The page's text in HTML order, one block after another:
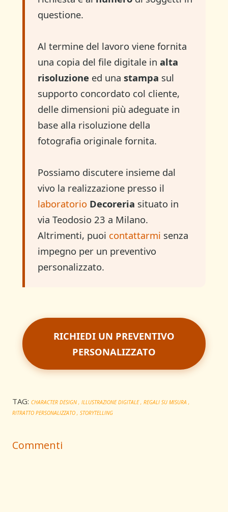
questione.
Al termine del lavoro viene fornita
una copia del file digitale in alta
risoluzione ed una stampa sul
supporto concordato col cliente,
delle dimensioni più adeguate in
base alla risoluzione della
fotografia originale fornita.
Possiamo discutere insieme dal
vivo la realizzazione presso il
laboratorio Decoreria situato in
via Teodosio 23 a Milano.
Altrimenti, puoi contattarmi senza
impegno per un preventivo
personalizzato.
RICHIEDI UN PREVENTIVO
PERSONALIZZATO
TAG: CHARACTER DESIGN ILLUSTRAZIONE DIGITALE REGALI SU MISURA
RITRATTO PERSONALIZZATO
STORYTELLING
Commenti